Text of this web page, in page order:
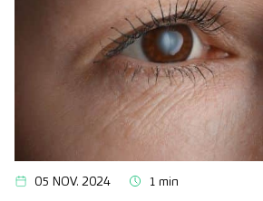
05 NOV. 2024 1 min